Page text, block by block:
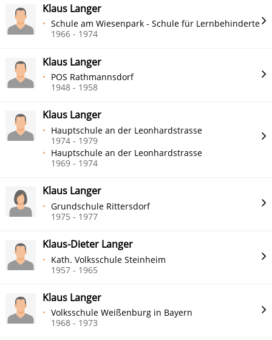
Klaus Langer
Schule am Wiesenpark - Schule für Lernbehinderte
1966 - 1974
Klaus Langer
POS Rathmannsdorf
1948 - 1958
Klaus Langer
Hauptschule an der Leonhardstrasse
1974 - 1979
Hauptschule an der Leonhardstrasse
1969 - 1974
Klaus Langer
Grundschule Rittersdorf
1975 - 1977
Klaus-Dieter Langer
Kath. Volksschule Steinheim
1957 - 1965
Klaus Langer
Volksschule Weißenburg in Bayern
1968 - 1973